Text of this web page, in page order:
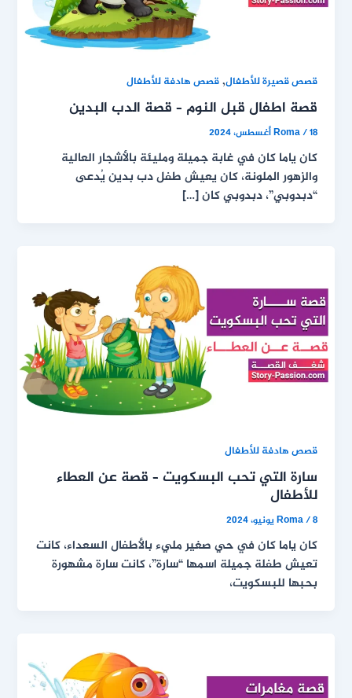
قصص قصيرة للأطفال,قصص هادفة للأطفال
قصة اطفال قبل النوم – قصة الدب البدين
Roma/18 أغسطس، 2024
كان ياما كان في غابة جميلة ومليئة بالأشجار العالية
والزهور الملونة، كان يعيش طفل دب بدين يُدعى
“دبدوبي”، دبدوبي كان […]
قصص هادفة للأطفال
سارة التي تحب البسكويت – قصة عن العطاء
للأطفال
Roma/8 يونيو، 2024
كان ياما كان في حي صغير مليء بالأطفال السعداء، كانت
تعيش طفلة جميلة اسمها “سارة”، كانت سارة مشهورة
بحبها للبسكويت،